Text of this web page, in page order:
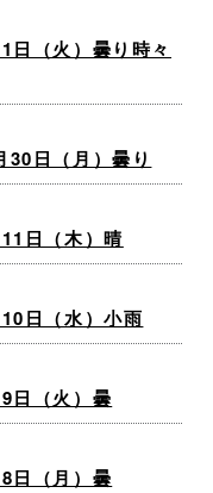
日（火）曇り時々
日（月）曇り
日（木）晴
日（水）小雨
日（火）曇
日（月）曇